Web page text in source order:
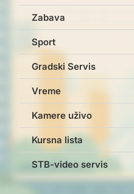
Zabava
Sport
Gradski Servis
Vreme
Kamere uživo
Kursna lista
STB-video servis